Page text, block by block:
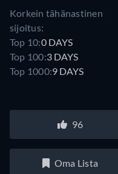
Korkein tähänastinen
sijoitus:
Top 10:0 DAYS
Top 100:3 DAYS
Top 1000:9 DAYS
96
Oma Lista